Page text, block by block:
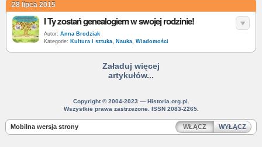
28 lipca 2015
I Ty zostań genealogiem w swojej rodzinie!
Autor: Anna Brodziak
Kategorie: Kultura i sztuka, Nauka, Wiadomości
Załaduj więcej
artykułów...
Copyright © 2004-2023 — Historia.org.pl.
Wszystkie prawa zastrzeżone. ISSN 2083-2265.
Mobilna wersja strony WŁĄCZ WYŁĄCZ